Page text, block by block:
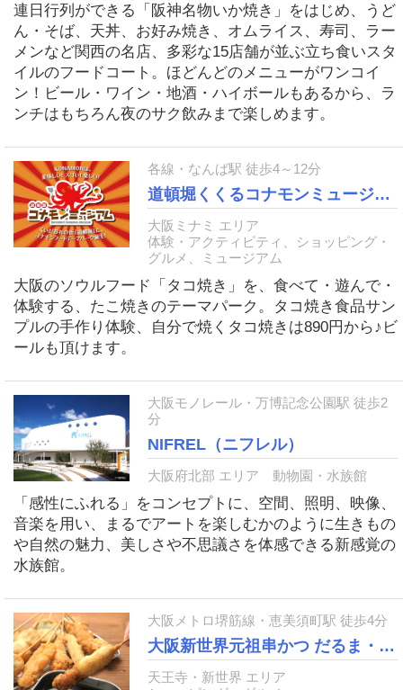
連日行列ができる「阪神名物いか焼き」をはじめ、うど
ん・そば、天丼、お好み焼き、オムライス、寿司、ラー
メンなど関西の名店、多彩な15店舗が並ぶ立ち食いスタ
イルのフードコート。ほどんどのメニューがワンコイ
ン！ビール・ワイン・地酒・ハイボールもあるから、ラ
ンチはもちろん夜のサク飲みまで楽しめます。
各線・なんば駅 徒歩4～12分
道頓堀くくるコナモンミュージアム
大阪ミナミ エリア
体験・アクティビティ、ショッピング・
グルメ、ミュージアム
大阪のソウルフード「タコ焼き」を、食べて・遊んで・
体験する、たこ焼きのテーマパーク。タコ焼き食品サン
プルの手作り体験、自分で焼くタコ焼きは890円から♪ビ
ールも頂けます。
大阪モノレール・万博記念公園駅 徒歩2
分
NIFREL（ニフレル）
大阪府北部 エリア 動物園・水族館
「感性にふれる」をコンセプトに、空間、照明、映像、
音楽を用い、まるでアートを楽しむかのように生きもの
や自然の魅力、美しさや不思議さを体感できる新感覚の
水族館。
大阪メトロ堺筋線・恵美須町駅 徒歩4分
大阪新世界元祖串かつ だるま・新世界総本店
天王寺・新世界 エリア